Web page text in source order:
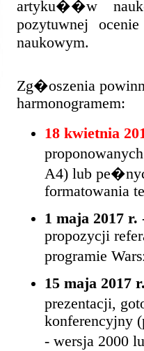
artyku��w
pozytuwnej
naukowym.
Zg�oszenia
harmonogramem:
18 kwietnia
A4) lub
formatowania
1 maja 2017 r.
propozycji
programie
15 maja 2017
prezentacji,
konferencyjny
- wersja 2000